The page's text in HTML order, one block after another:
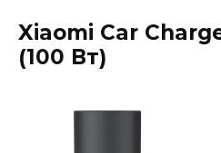
Xiaomi Car
(100 Вт)